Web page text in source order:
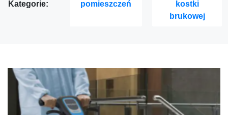
Kategorie:
pomieszczeń
kostki
brukowej